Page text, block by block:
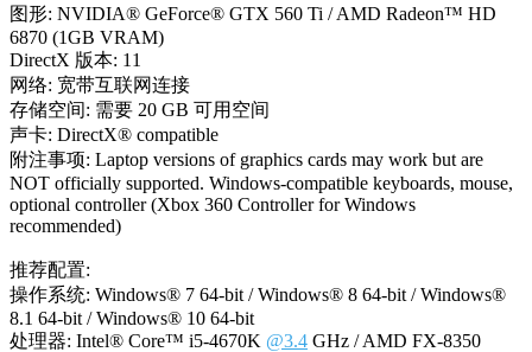
图形: NVIDIA® GeForce® GTX 560 Ti / AMD Radeon™ HD
6870 (1GB VRAM)
DirectX 版本: 11
网络: 宽带互联网连接
存储空间: 需要 20 GB 可用空间
声卡: DirectX® compatible
附注事项: Laptop versions of graphics cards may work but are
NOT officially supported. Windows-compatible keyboards, mouse,
optional controller (Xbox 360 Controller for Windows
recommended)
推荐配置:
操作系统: Windows® 7 64-bit / Windows® 8 64-bit / Windows®
8.1 64-bit / Windows® 10 64-bit
处理器: Intel® Core™ i5-4670K @3.4 GHz / AMD FX-8350